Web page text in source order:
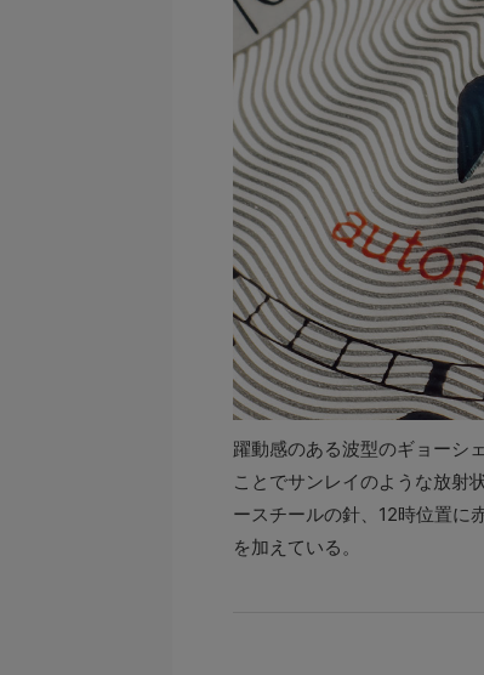
躍動感のある波型のギョーシ
ことでサンレイのような放射
ースチールの針、12時位置に
を加えている。